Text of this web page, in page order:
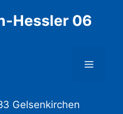
Hessler 06
Menü
Gelsenkirchen